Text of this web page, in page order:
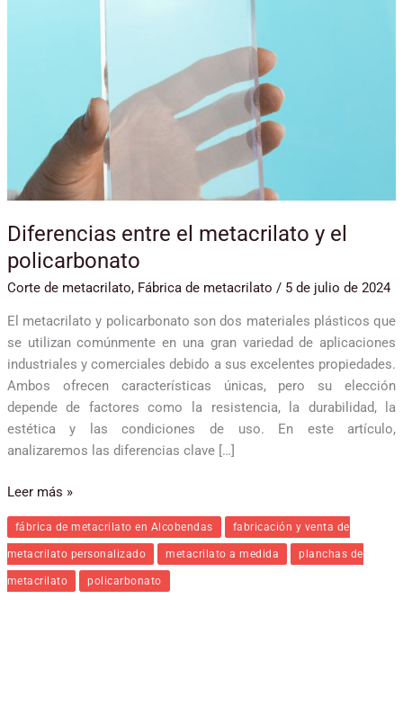
Diferencias entre el metacrilato y el
policarbonato
Corte de metacrilato, Fábrica de metacrilato / 5 de julio de 2024
El metacrilato y policarbonato son dos materiales plásticos que
se utilizan comúnmente en una gran variedad de aplicaciones
industriales y comerciales debido a sus excelentes propiedades.
Ambos ofrecen características únicas, pero su elección
depende de factores como la resistencia, la durabilidad, la
estética y las condiciones de uso. En este artículo,
analizaremos las diferencias clave […]
Leer más »
fábrica de metacrilato en Alcobendas fabricación y venta de
metacrilato personalizado metacrilato a medida planchas de
metacrilato policarbonato